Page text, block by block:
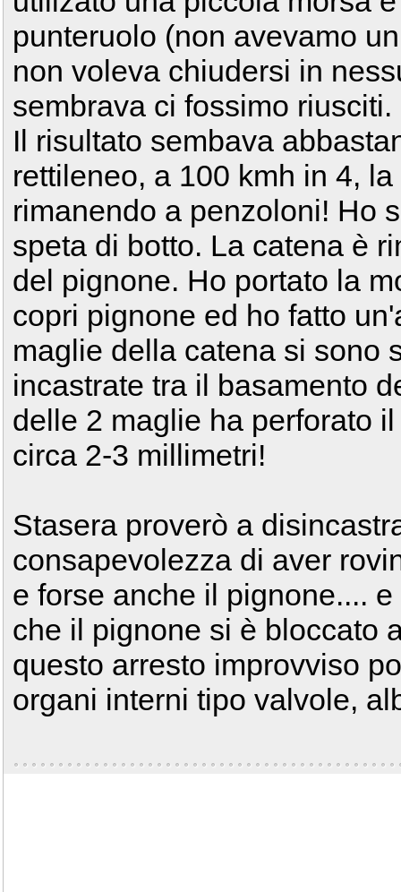
punteruolo (non avevamo
non voleva chiudersi in
sembrava ci fossimo riusciti.
Il risultato sembava
rettileneo, a 100 kmh in 4,
rimanendo a penzoloni! Ho
speta di botto. La catena è
del pignone. Ho portato la
copri pignone ed ho fatto
maglie della catena si sono
incastrate tra il basamento
delle 2 maglie ha perforato
circa 2-3 millimetri!
Stasera proverò a
consapevolezza di aver
e forse anche il pignone....
che il pignone si è bloccato
questo arresto improvviso
organi interni tipo valvole,